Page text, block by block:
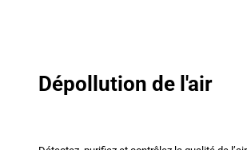
Dépollution de l'air